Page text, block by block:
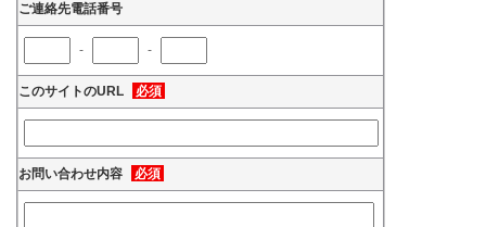
ご連絡先電話番号
- -
このサイトのURL 必須
お問い合わせ内容 必須